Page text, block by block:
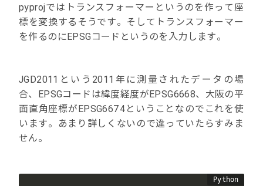
pyprojではトランスフォーマーというのを作って座
標を変換するそうです。そしてトランスフォーマー
を作るのにEPSGコードというのを入力します。
JGD2011という2011年に測量されたデータの場
合、EPSGコードは緯度経度がEPSG6668、大阪の平
面直角座標がEPSG6674ということなのでこれを使
います。あまり詳しくないので違っていたらすみま
せん。